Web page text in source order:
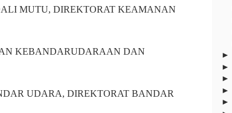
MUTU, DIREKTORAT KEAMANAN
KEBANDARUDARAAN DAN
UDARA, DIREKTORAT BANDAR
►
►
►
►
►